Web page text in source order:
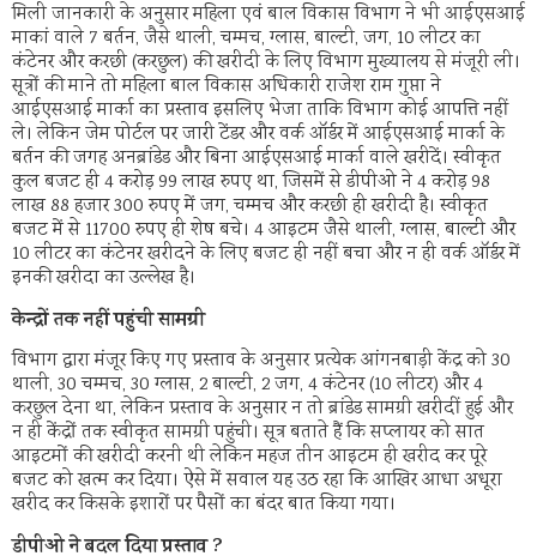
मिली जानकारी के अनुसार महिला एवं बाल विकास विभाग ने भी आईएसआई
माकां वाले 7 बर्तन, जैसे थाली, चम्मच, ग्लास, बाल्टी, जग, 10 लीटर का
कंटेनर और करछी (करछुल) की खरीदी के लिए विभाग मुख्यालय से मंजूरी ली।
सूत्रों की माने तो महिला बाल विकास अधिकारी राजेश राम गुप्ता ने
आईएसआई मार्का का प्रस्ताव इसलिए भेजा ताकि विभाग कोई आपत्ति नहीं
ले। लेकिन जेम पोर्टल पर जारी टेंडर और वर्क ऑर्डर में आईएसआई मार्का के
बर्तन की जगह अनब्रांडेड और बिना आईएसआई मार्का वाले खरीदें। स्वीकृत
कुल बजट ही 4 करोड़ 99 लाख रुपए था, जिसमें से डीपीओ ने 4 करोड़ 98
लाख 88 हजार 300 रुपए में जग, चम्मच और करछी ही खरीदी है। स्वीकृत
बजट में से 11700 रुपए ही शेष बचे। 4 आइटम जैसे थाली, ग्लास, बाल्टी और
10 लीटर का कंटेनर खरीदने के लिए बजट ही नहीं बचा और न ही वर्क ऑर्डर में
इनकी खरीदा का उल्लेख है।
केन्द्रों तक नहीं पहुंची सामग्री
विभाग द्वारा मंजूर किए गए प्रस्ताव के अनुसार प्रत्येक आंगनबाड़ी केंद्र को 30
थाली, 30 चम्मच, 30 ग्लास, 2 बाल्टी, 2 जग, 4 कंटेनर (10 लीटर) और 4
करछुल देना था, लेकिन प्रस्ताव के अनुसार न तो ब्रांडेड सामग्री खरीदीं हुई और
न ही केंद्रों तक स्वीकृत सामग्री पहुंची। सूत्र बताते हैं कि सप्लायर को सात
आइटमों की खरीदी करनी थी लेकिन महज तीन आइटम ही खरीद कर पूरे
बजट को खत्म कर दिया। ऐसे में सवाल यह उठ रहा कि आखिर आधा अधूरा
खरीद कर किसके इशारों पर पैसों का बंदर बात किया गया।
डीपीओ ने बदल दिया प्रस्ताव ?